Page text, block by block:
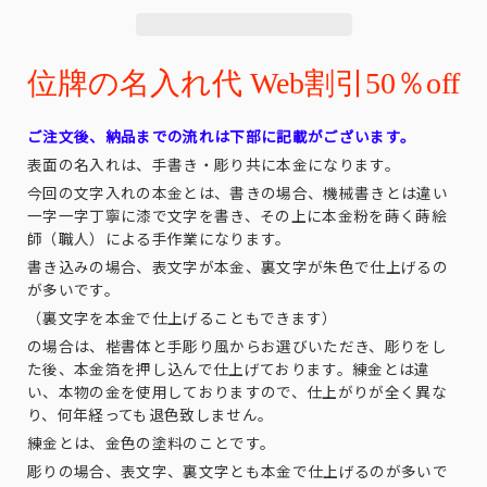
位牌の名入れ代 Web割引50％off
ご注文後、納品までの流れは下部に記載がございます。
表面の名入れは、手書き・彫り共に本金になります。
今回の文字入れの本金とは、書きの場合、機械書きとは違い
一字一字丁寧に漆で文字を書き、その上に本金粉を蒔く蒔絵
師（職人）による手作業になります。
書き込みの場合、表文字が本金、裏文字が朱色で仕上げるの
が多いです。
（裏文字を本金で仕上げることもできます）
の場合は、楷書体と手彫り風からお選びいただき、彫りをし
た後、本金箔を押し込んで仕上げております。練金とは違
い、本物の金を使用しておりますので、仕上がりが全く異な
り、何年経っても退色致しません。
練金とは、金色の塗料のことです。
彫りの場合、表文字、裏文字とも本金で仕上げるのが多いで